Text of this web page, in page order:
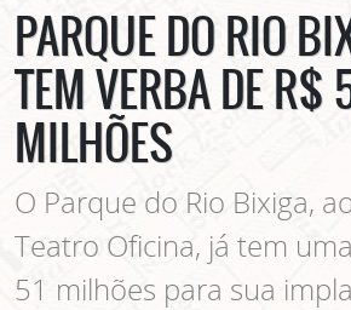
PARQUE DO RIO
TEM VERBA DE R$
MILHÕES
O Parque do Rio Bixiga,
Teatro Oficina, já tem
51 milhões para sua